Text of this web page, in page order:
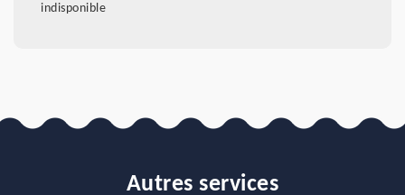
indisponible
Autres services